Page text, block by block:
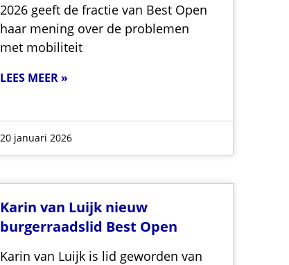
2026 geeft de fractie van Best Open
haar mening over de problemen
met mobiliteit
LEES MEER »
20 januari 2026
Karin van Luijk nieuw
burgerraadslid Best Open
Karin van Luijk is lid geworden van